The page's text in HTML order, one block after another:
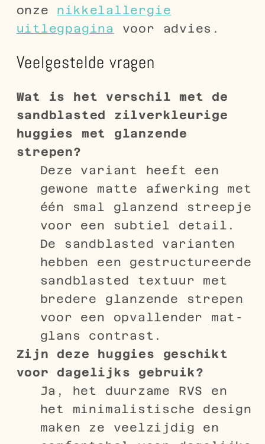
onze nikkelallergie
uitlegpagina
voor advies.
Veelgestelde vragen
Wat is het verschil met de
sandblasted zilverkleurige
huggies met glanzende
strepen?
Deze variant heeft een
gewone matte afwerking met
één smal glanzend streepje
voor een subtiel detail.
De sandblasted varianten
hebben een gestructureerde
sandblasted textuur met
bredere glanzende strepen
voor een opvallender mat-
glans contrast.
Zijn deze huggies geschikt
voor dagelijks gebruik?
Ja, het duurzame RVS en
het minimalistische design
maken ze veelzijdig en